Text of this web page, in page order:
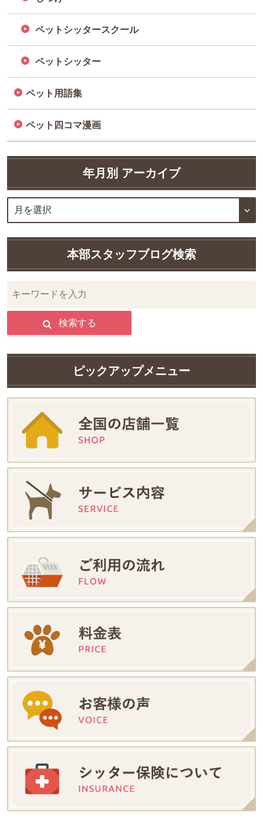
ペットシッタースクール
ペットシッター
ペット用語集
ペット四コマ漫画
年月別 アーカイブ
本部スタッフブログ検索
検索する
ピックアップメニュー